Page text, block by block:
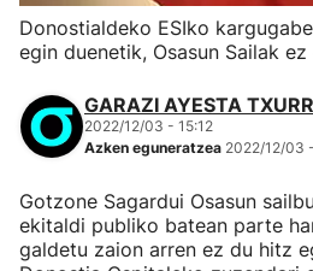
Donostialdeko ESIko
egin duenetik, Osasun Sailak
GARAZI AYESTA
2022/12/03 - 15:12
Azken eguneratzea 2022/12/03
Gotzone Sagardui Osasun
ekitaldi publiko batean parte
galdetu zaion arren ez du hitz